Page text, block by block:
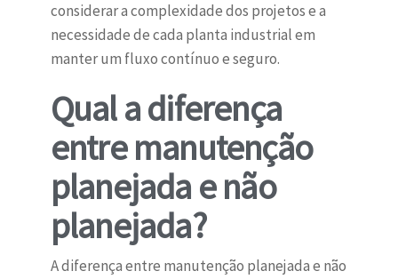
considerar a complexidade dos projetos e a
necessidade de cada planta industrial em
manter um fluxo contínuo e seguro.
Qual a diferença
entre manutenção
planejada e não
planejada?
A diferença entre manutenção planejada e não